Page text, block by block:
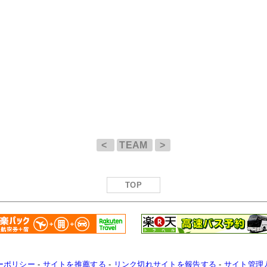
< TEAM >
TOP
ポリシー - サイトを推薦する - リンク切れサイトを報告する - サイト管理